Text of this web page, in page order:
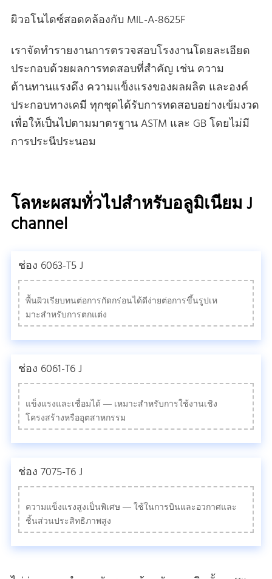
ผิวอโนไดซ์สอดคล้องกับ MIL-A-8625F
เราจัดทํารายงานการตรวจสอบโรงงานโดยละเอียด
ประกอบด้วยผลการทดสอบที่สําคัญ เช่น ความ
ต้านทานแรงดึง ความแข็งแรงของผลผลิต และองค์
ประกอบทางเคมี ทุกชุดได้รับการทดสอบอย่างเข้มงวด
เพื่อให้เป็นไปตามมาตรฐาน ASTM และ GB โดยไม่มี
การประนีประนอม
โลหะผสมทั่วไปสําหรับอลูมิเนียม J
channel
ช่อง 6063-T5 J
พื้นผิวเรียบทนต่อการกัดกร่อนได้ดีง่ายต่อการขึ้นรูปเห
มาะสําหรับการตกแต่ง
ช่อง 6061-T6 J
แข็งแรงและเชื่อมได้ — เหมาะสําหรับการใช้งานเชิง
โครงสร้างหรืออุตสาหกรรม
ช่อง 7075-T6 J
ความแข็งแรงสูงเป็นพิเศษ — ใช้ในการบินและอวกาศและ
ชิ้นส่วนประสิทธิภาพสูง